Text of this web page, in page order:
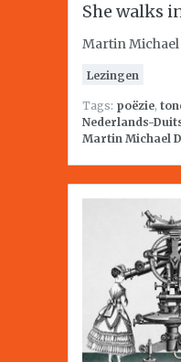
She walks
Martin Michael
Lezingen
Tags: poëzie,
Nederlands-
Martin Michael